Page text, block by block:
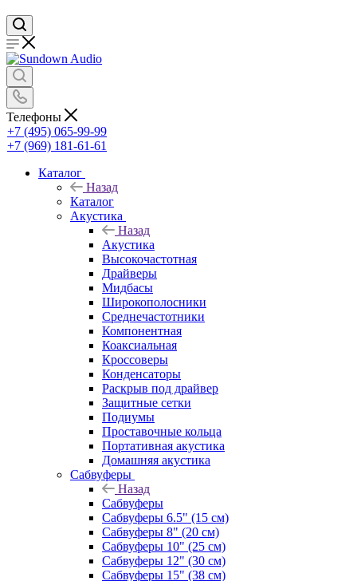
Телефоны
+7 (495) 065-99-99
+7 (969) 181-61-61
Каталог
Назад
Каталог
Акустика
Назад
Акустика
Высокочастотная
Драйверы
Мидбасы
Широкополосники
Среднечастотники
Компонентная
Коаксиальная
Кроссоверы
Конденсаторы
Раскрыв под драйвер
Защитные сетки
Подиумы
Проставочные кольца
Портативная акустика
Домашняя акустика
Сабвуферы
Назад
Сабвуферы
Сабвуферы 6.5" (15 см)
Сабвуферы 8" (20 см)
Сабвуферы 10" (25 см)
Сабвуферы 12" (30 см)
Сабвуферы 15" (38 см)